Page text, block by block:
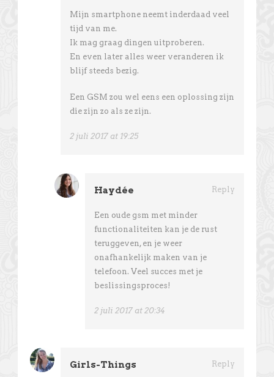
Mijn smartphone neemt inderdaad veel
tijd van me.
Ik mag graag dingen uitproberen.
En even later alles weer veranderen ik
blijf steeds bezig.
Een GSM zou wel eens een oplossing zijn
die zijn zo als ze zijn.
2 juli 2017 at 19:25
Haydée Reply
Een oude gsm met minder
functionaliteiten kan je de rust
teruggeven, en je weer
onafhankelijk maken van je
telefoon. Veel succes met je
beslissingsproces!
2 juli 2017 at 20:34
Girls-Things Reply